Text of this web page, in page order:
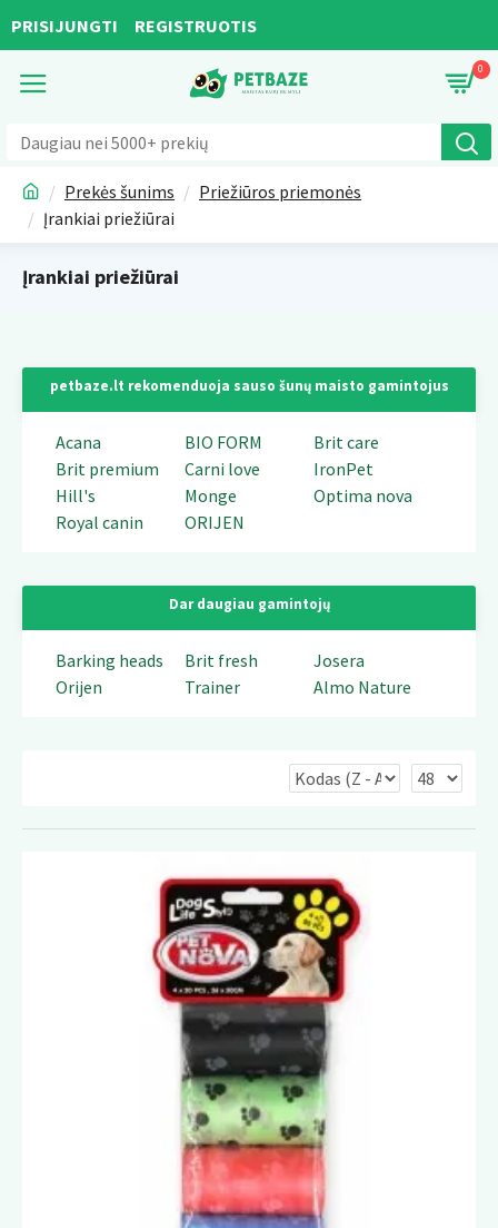
PRISIJUNGTI REGISTRUOTIS
0
Prekės šunims
Priežiūros priemonės
Įrankiai priežiūrai
Įrankiai priežiūrai
petbaze.lt rekomenduoja sauso šunų maisto gamintojus
Acana BIO FORM
Brit care
Brit premium
Carni love
IronPet
Hill's
Monge
Optima nova
Royal canin
ORIJEN
Dar daugiau gamintojų
Barking heads Brit fresh
Josera
Orijen
Trainer Almo Nature